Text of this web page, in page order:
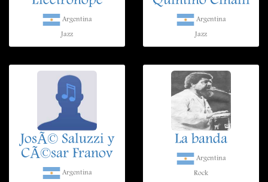
Argentina
Jazz
Argentina
Jazz
JosÃ© Saluzzi y
CÃ©sar Franov
Argentina
La banda
Argentina
Rock